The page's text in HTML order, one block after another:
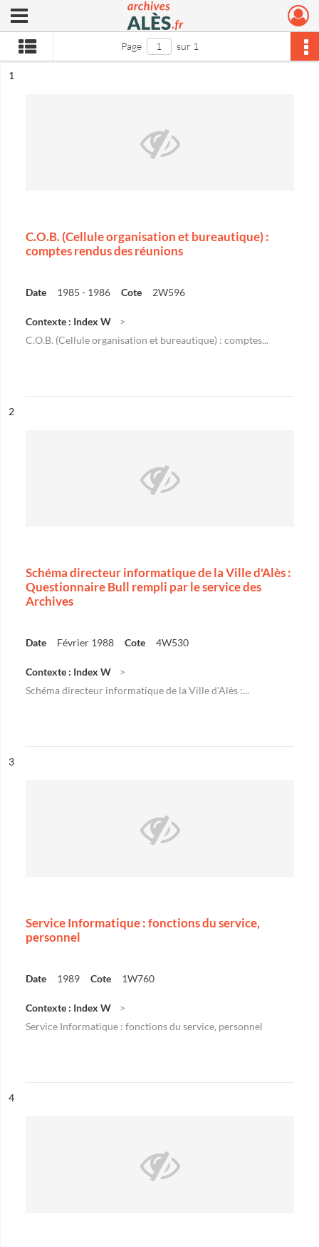
Archives municipales d'Alès
Ouvrir le menu déroulant
Page sur 1
n°
1
C.O.B. (Cellule organisation et bureautique) :
comptes rendus des réunions
Date 1985 - 1986 Cote 2W596
Contexte : Index W
C.O.B. (Cellule organisation et bureautique) : comptes...
n°
2
Schéma directeur informatique de la Ville d'Alès :
Questionnaire Bull rempli par le service des
Archives
Date Février 1988 Cote 4W530
Contexte : Index W
Schéma directeur informatique de la Ville d'Alès :...
n°
3
Service Informatique : fonctions du service,
personnel
Date 1989 Cote 1W760
Contexte : Index W
Service Informatique : fonctions du service, personnel
n°
4